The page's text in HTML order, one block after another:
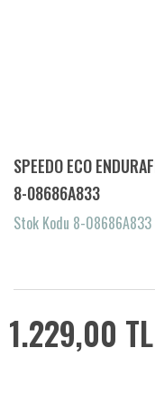
SPEEDO ECO
8-08686A833
Stok Kodu 8-08686A833
1.229,00 TL